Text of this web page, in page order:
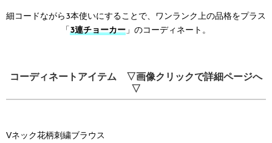
細コードながら3本使いにすることで、ワンランク上の品格をプラス
「 3連チョーカー」のコーディネート。
コーディネートアイテム ▽画像クリックで詳細ページへ
▽
Vネック花柄刺繍ブラウス